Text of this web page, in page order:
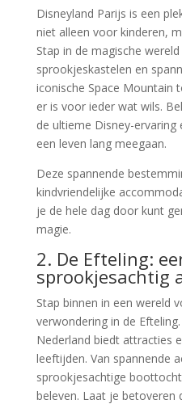
Disneyland Parijs is een
niet alleen voor kinderen,
Stap in de magische
sprookjeskastelen en
iconische Space Mountain
er is voor ieder wat wils.
de ultieme Disney-ervaring
een leven lang meegaan.
Deze spannende
kindvriendelijke
je de hele dag door kunt
magie.
2. De Efteling:
sprookjesachtig
Stap binnen in een wereld
verwondering in de
Nederland biedt attracties
leeftijden. Van spannende
sprookjesachtige
beleven. Laat je betoveren